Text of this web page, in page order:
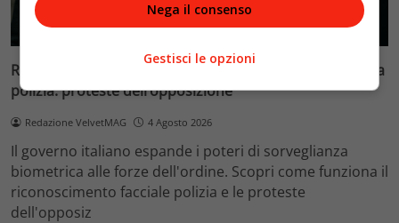
Politica
Riconoscimento facciale, il governo accelera i poteri alla
polizia: proteste dell’opposizione
Redazione VelvetMAG 4 Agosto 2026
Il governo italiano espande i poteri di sorveglianza
biometrica alle forze dell'ordine. Scopri come funziona il
riconoscimento facciale polizia e le proteste
dell'opposiz
Nega il consenso
Gestisci le opzioni